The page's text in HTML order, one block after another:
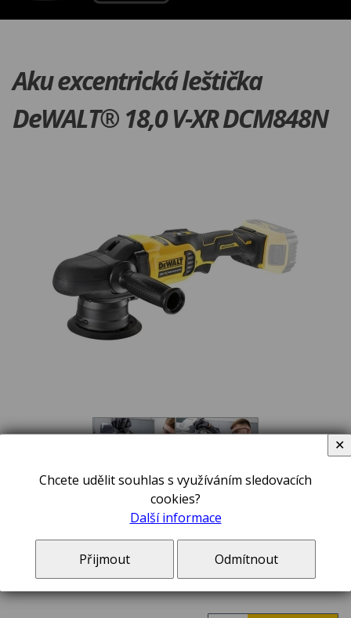
Aku excentrická leštička
DeWALT® 18,0 V-XR DCM848N
6 490,00 Kč
V ceně zboží jsou započteny poplatky na likvidaci elektroodpadu a autorské odměny,
Chcete udělit souhlas s využíváním sledovacích
cookies?
Další informace
Přijmout Odmítnout
✕